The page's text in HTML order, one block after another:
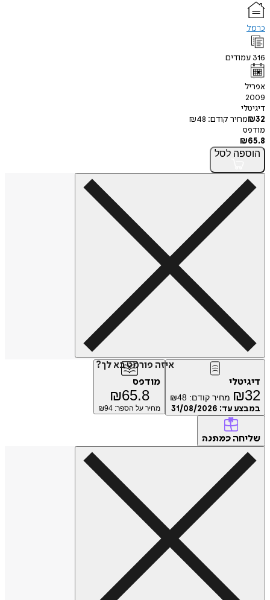
כרמל
316 עמודים
אפריל
2009
דיגיטלי
₪32 מחיר קודם: ₪48
מודפס
₪65.8
הוספה לסל
איזה פורמט בא לך?
דיגיטלי
₪32 מחיר קודם: ₪48
במבצע עד: 31/08/2026
מודפס
₪65.8
מחיר על הספר: ₪ 94
שליחה כמתנה